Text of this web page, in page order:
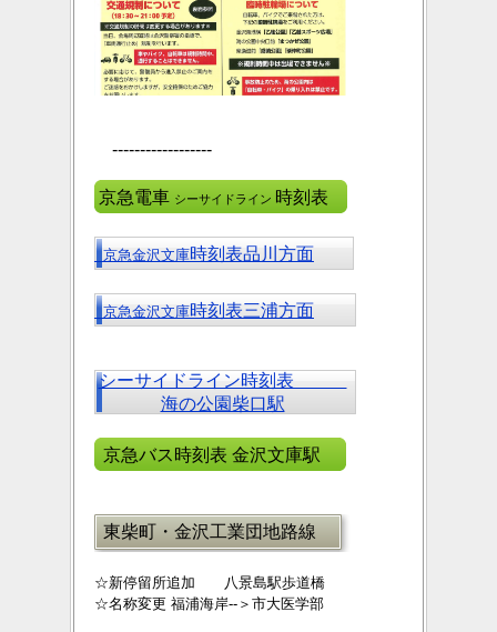
------------------
京急電車 シーサイドライン 時刻表
京急金沢文庫時刻表品川方面
京急金沢文庫時刻表三浦方面
シーサイドライン時刻表
海の公園柴口駅
京急バス時刻表 金沢文庫駅
東柴町・金沢工業団地路線
☆新停留所追加 八景島駅歩道橋
☆名称変更 福浦海岸--＞市大医学部